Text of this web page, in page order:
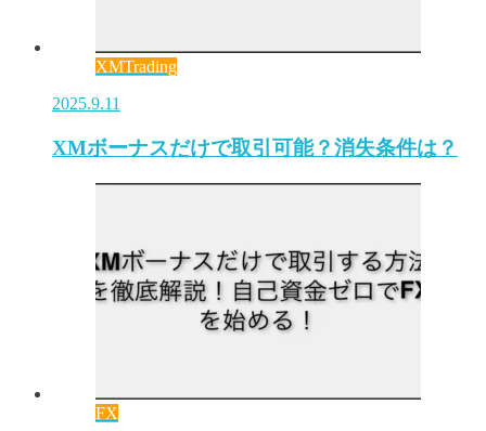
XMTrading
2025.9.11
XMボーナスだけで取引可能？消失条件は？
FX